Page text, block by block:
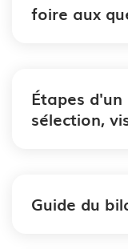
foire aux
Étapes
sélection,
Guide du